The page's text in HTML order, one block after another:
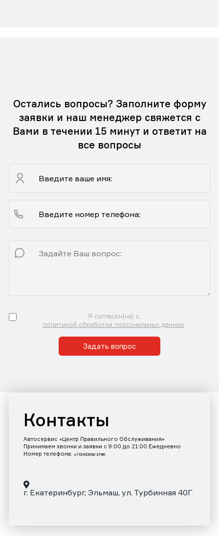
Остались вопросы? Заполните форму
заявки и наш менеджер свяжется с
Вами в течении 15 минут и ответит на
все вопросы
Я согласен(на) с
политикой обработки персональных данных
Задать вопрос
Контакты
Автосервис «Центр Правильного Обслуживания»
Принимаем звонки и заявки с 9:00 до 21:00 Ежедневно
Номер телефона: +7 (343)302-17-80
г. Екатеринбург, Эльмаш, ул. Турбинная 40Г